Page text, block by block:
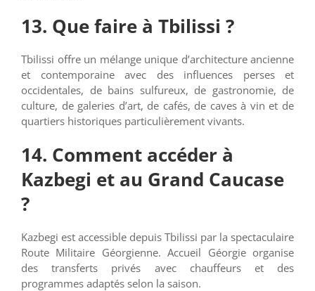
13. Que faire à Tbilissi ?
Tbilissi offre un mélange unique d’architecture ancienne
et contemporaine avec des influences perses et
occidentales, de bains sulfureux, de gastronomie, de
culture, de galeries d’art, de cafés, de caves à vin et de
quartiers historiques particulièrement vivants.
14. Comment accéder à
Kazbegi et au Grand Caucase
?
Kazbegi est accessible depuis Tbilissi par la spectaculaire
Route Militaire Géorgienne. Accueil Géorgie organise
des transferts privés avec chauffeurs et des
programmes adaptés selon la saison.